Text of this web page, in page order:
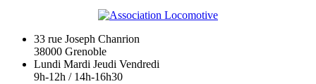
33 rue Joseph Chanrion
38000 Grenoble
Lundi Mardi Jeudi Vendredi
9h-12h / 14h-16h30